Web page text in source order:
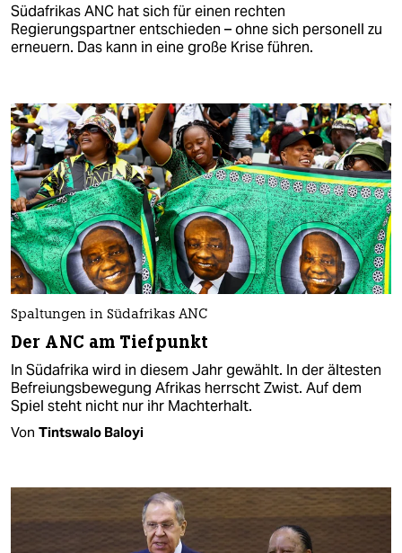
Südafrikas ANC hat sich für einen rechten
Regierungspartner entschieden – ohne sich personell zu
erneuern. Das kann in eine große Krise führen.
Spaltungen in Südafrikas ANC
Der ANC am Tiefpunkt
In Südafrika wird in diesem Jahr gewählt. In der ältesten
Befreiungsbewegung Afrikas herrscht Zwist. Auf dem
Spiel steht nicht nur ihr Machterhalt.
Von Tintswalo Baloyi